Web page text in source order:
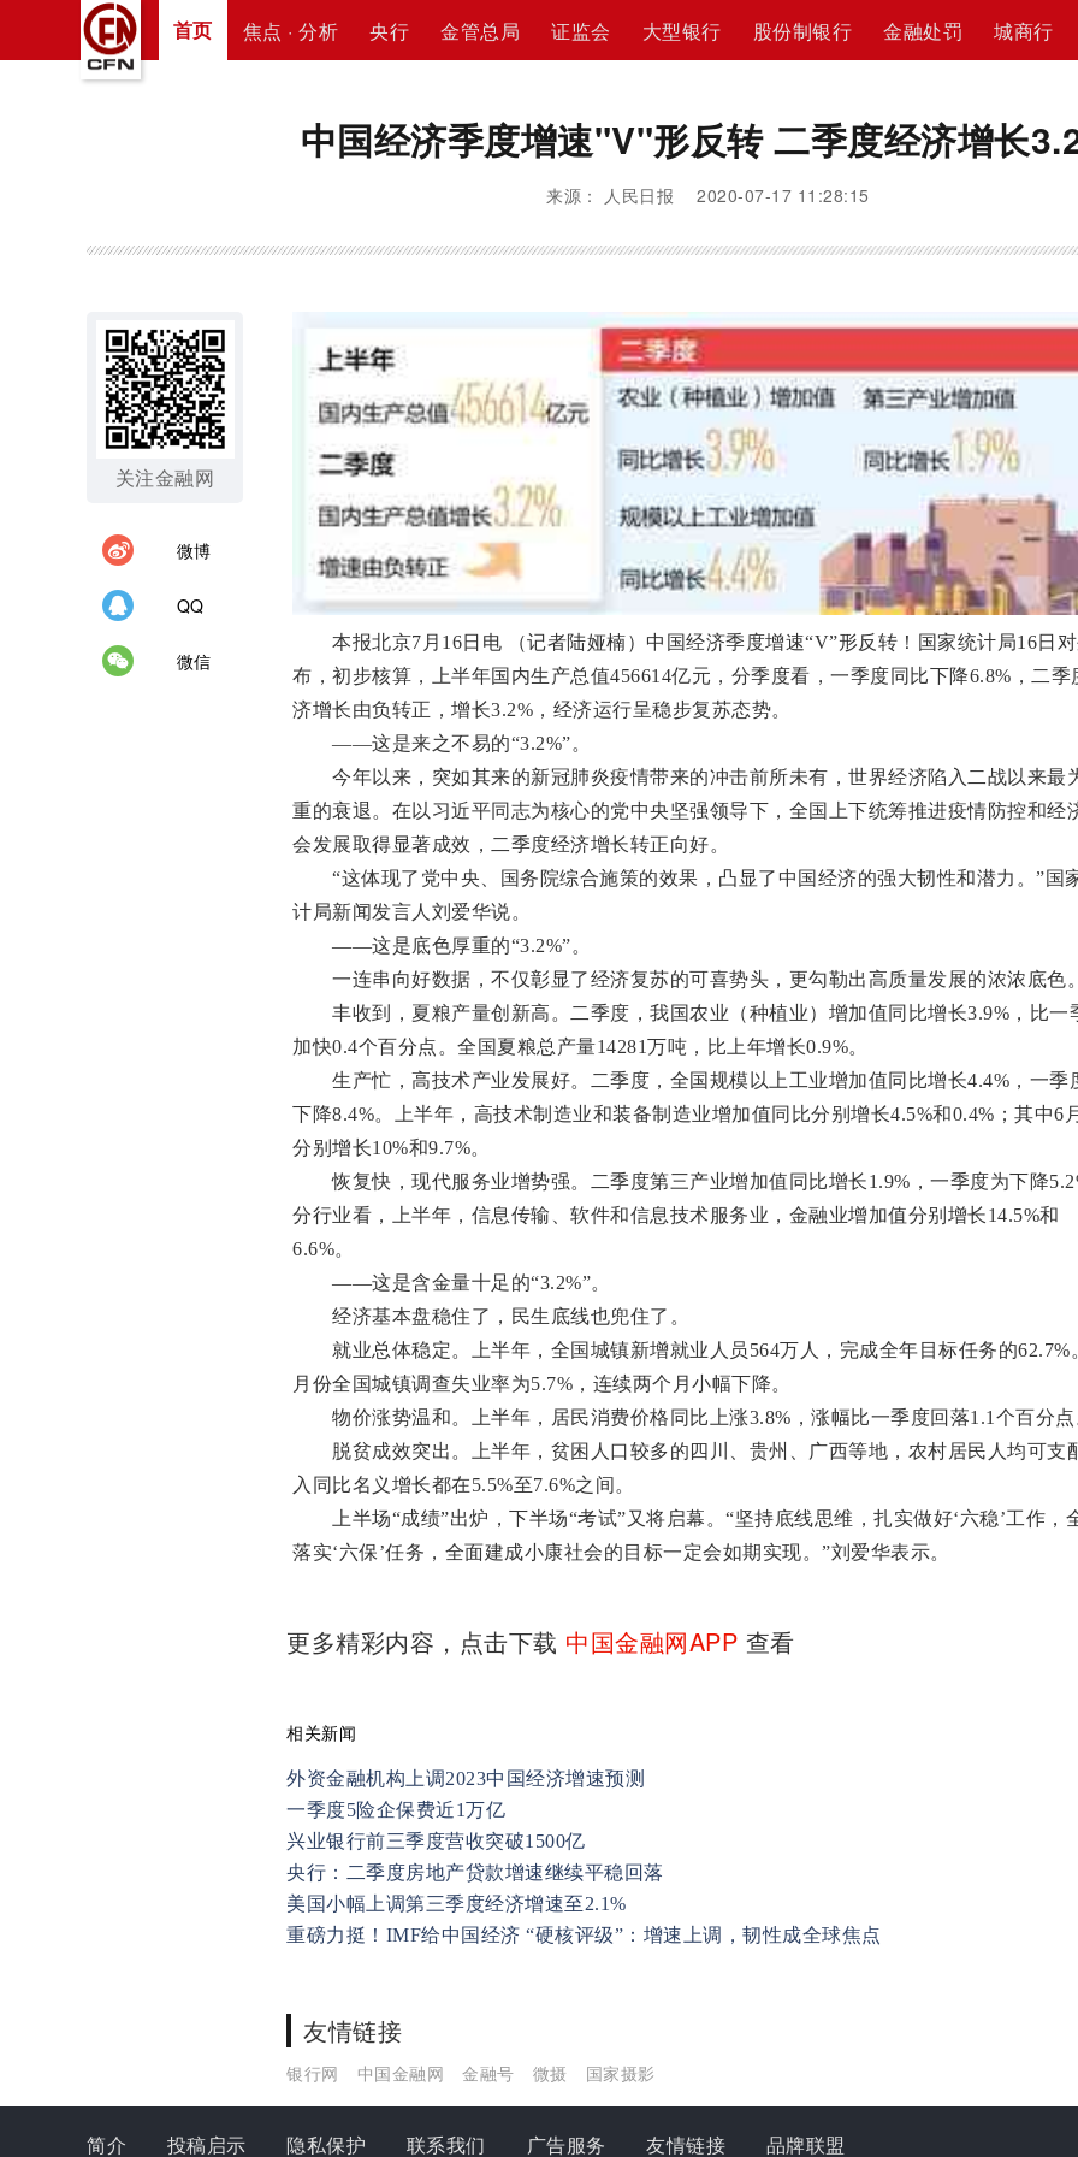
首页 焦点 · 分析 央行 金管总局 证监会 大型银行 股份制银行 金融处罚 城商行
中国经济季度增速"V"形反转 二季度经济增长
来源： 人民日报 2020-07-17 11:28:15
关注金融网
微博
QQ
微信
本报北京7月16日电 （记者陆娅楠）中国经济季度增速“V”形反转！国家统计局16日
布，初步核算，上半年国内生产总值456614亿元，分季度看，一季度同比下降6.8%，二季
济增长由负转正，增长3.2%，经济运行呈稳步复苏态势。
——这是来之不易的“3.2%”。
今年以来，突如其来的新冠肺炎疫情带来的冲击前所未有，世界经济陷入二战以来最
重的衰退。在以习近平同志为核心的党中央坚强领导下，全国上下统筹推进疫情防控和经
会发展取得显著成效，二季度经济增长转正向好。
“这体现了党中央、国务院综合施策的效果，凸显了中国经济的强大韧性和潜力。”国
计局新闻发言人刘爱华说。
——这是底色厚重的“3.2%”。
一连串向好数据，不仅彰显了经济复苏的可喜势头，更勾勒出高质量发展的浓浓底色。
丰收到，夏粮产量创新高。二季度，我国农业（种植业）增加值同比增长3.9%，比一
加快0.4个百分点。全国夏粮总产量14281万吨，比上年增长0.9%。
生产忙，高技术产业发展好。二季度，全国规模以上工业增加值同比增长4.4%，一季
下降8.4%。上半年，高技术制造业和装备制造业增加值同比分别增长4.5%和0.4%；其中6
分别增长10%和9.7%。
恢复快，现代服务业增势强。二季度第三产业增加值同比增长1.9%，一季度为下降
分行业看，上半年，信息传输、软件和信息技术服务业，金融业增加值分别增长14.5%和
6.6%。
——这是含金量十足的“3.2%”。
经济基本盘稳住了，民生底线也兜住了。
就业总体稳定。上半年，全国城镇新增就业人员564万人，完成全年目标任务的62.7%
月份全国城镇调查失业率为5.7%，连续两个月小幅下降。
物价涨势温和。上半年，居民消费价格同比上涨3.8%，涨幅比一季度回落1.1个百分点
脱贫成效突出。上半年，贫困人口较多的四川、贵州、广西等地，农村居民人均可支
入同比名义增长都在5.5%至7.6%之间。
上半场“成绩”出炉，下半场“考试”又将启幕。“坚持底线思维，扎实做好‘六稳’工作，
落实‘六保’任务，全面建成小康社会的目标一定会如期实现。”刘爱华表示。
更多精彩内容，点击下载 中国金融网APP 查看
相关新闻
外资金融机构上调2023中国经济增速预测
一季度5险企保费近1万亿
兴业银行前三季度营收突破1500亿
央行：二季度房地产贷款增速继续平稳回落
美国小幅上调第三季度经济增速至2.1%
重磅力挺！IMF给中国经济 “硬核评级”：增速上调，韧性成全球焦点
友情链接
银行网 中国金融网 金融号 微摄 国家摄影
简介 投稿启示 隐私保护 联系我们 广告服务 友情链接 品牌联盟